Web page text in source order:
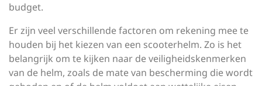
budget.
Er zijn veel verschillende factoren om rekening mee te
houden bij het kiezen van een scooterhelm. Zo is het
belangrijk om te kijken naar de veiligheidskenmerken
van de helm, zoals de mate van bescherming die wordt